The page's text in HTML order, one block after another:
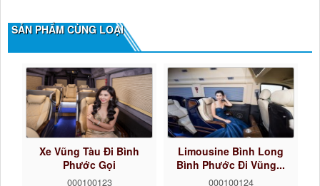
SẢN PHẨM CÙNG LOẠI
Xe Vũng Tàu Đi Bình
Phước Gọi
0922242225...
000100123
Limousine Bình Long
Bình Phước Đi Vũng...
000100124